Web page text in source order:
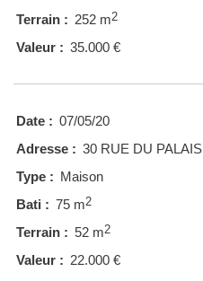
Terrain : 252 m2
Valeur : 35.000 €
Date : 07/05/20
Adresse : 30 RUE DU PALAIS
Type : Maison
Bati : 75 m2
Terrain : 52 m2
Valeur : 22.000 €